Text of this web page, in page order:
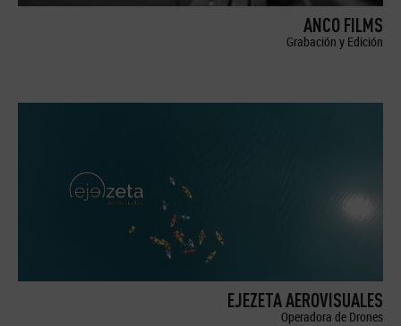
ANCO FILMS
Grabación y Edición
EJEZETA AEROVISUALES
Operadora de Drones